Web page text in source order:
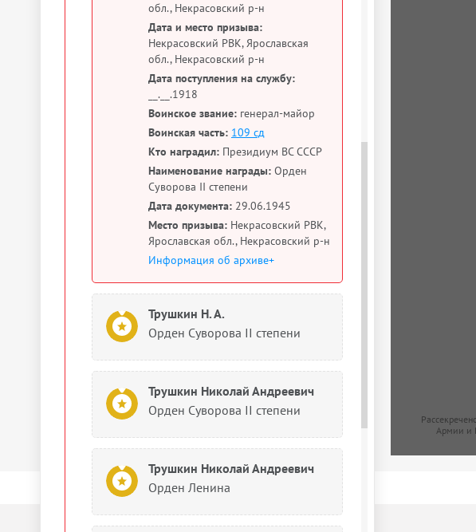
обл., Некрасовский р-н
Дата и место призыва:
Некрасовский РВК, Ярославская
обл., Некрасовский р-н
Дата поступления на службу:
__.__.1918
Воинское звание: генерал-майор
Воинская часть: 109 сд
Кто наградил: Президиум ВС СССР
Наименование награды: Орден
Суворова II степени
Дата документа: 29.06.1945
Место призыва: Некрасовский РВК,
Ярославская обл., Некрасовский р-н
Информация об архиве+
Трушкин Н. А.
Орден Суворова II степени
Трушкин Николай Андреевич
Орден Суворова II степени
Трушкин Николай Андреевич
Орден Ленина
Армии и